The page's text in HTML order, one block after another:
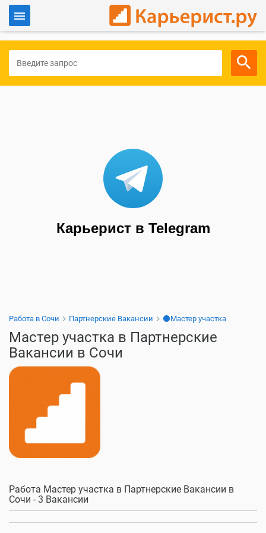
Для работодателей
Карьерист в Telegram
Работа в Сочи Партнерские Вакансии ⚫Мастер участка
Мастер участка в Партнерские
Вакансии в Сочи
Работа Мастер участка в Партнерские Вакансии в
Сочи - 3 Вакансии